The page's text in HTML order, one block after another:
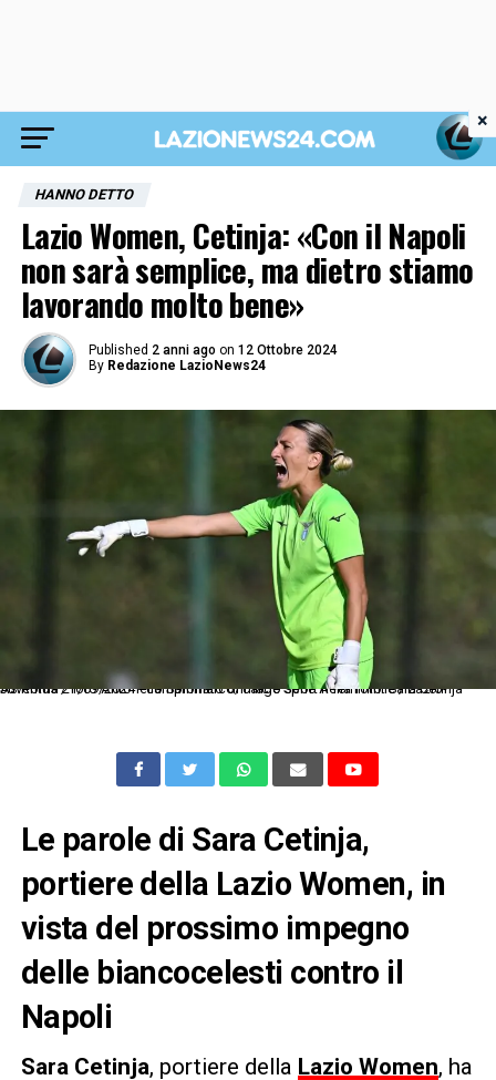
HANNO DETTO
Lazio Women, Cetinja: «Con il Napoli
non sarà semplice, ma dietro stiamo
lavorando molto bene»
Published 2 anni ago on 12 Ottobre 2024
By Redazione LazioNews24
As Roma 21/09/2024 - campionato di calcio serie A femminile / Lazio-Juventus / foto Antonello Sammarco/Image Sport nella foto: Sara Cetinja
Le parole di Sara Cetinja,
portiere della Lazio Women, in
vista del prossimo impegno
delle biancocelesti contro il
Napoli
Sara Cetinja, portiere della Lazio Women, ha
×